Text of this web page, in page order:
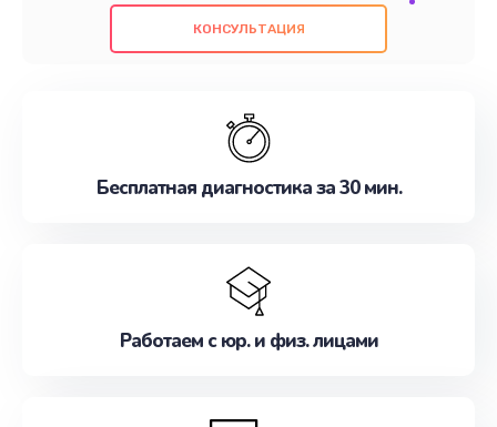
также гарантируем качество всех
проведенных работ. Наша цель - предоставить
наилучшим образом. Не медлите записаться на
КОНСУЛЬТАЦИЯ
Бесплатная диагностика за 30 мин.
Работаем с юр. и физ. лицами